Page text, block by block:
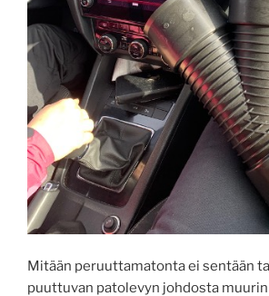
Mitään peruuttamatonta ei sentään
puuttuvan patolevyn johdosta